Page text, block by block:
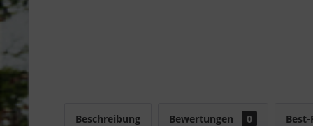
Beschreibung Bewertungen 0